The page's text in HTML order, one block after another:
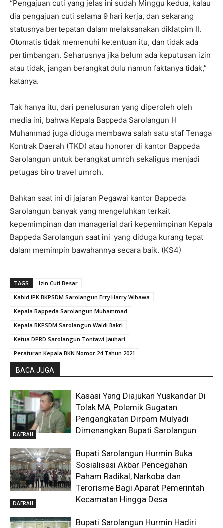
“Pengajuan cuti yang jelas ini sudah Minggu kedua, kalau
dia pengajuan cuti selama 9 hari kerja, dan sekarang
statusnya bertepatan dalam melaksanakan diklatpim II.
Otomatis tidak memenuhi ketentuan itu, dan tidak ada
pertimbangan. Seharusnya jika belum ada keputusan izin
atau tidak, jangan berangkat dulu namun faktanya tidak,”
katanya.
Tak hanya itu, dari penelusuran yang diperoleh oleh
media ini, bahwa Kepala Bappeda Sarolangun H
Muhammad juga diduga membawa salah satu staf Tenaga
Kontrak Daerah (TKD) atau honorer di kantor Bappeda
Sarolangun untuk berangkat umroh sekaligus menjadi
petugas biro travel umroh.
Bahkan saat ini di jajaran Pegawai kantor Bappeda
Sarolangun banyak yang mengeluhkan terkait
kepemimpinan dan managerial dari kepemimpinan Kepala
Bappeda Sarolangun saat ini, yang diduga kurang tepat
dalam memimpin bawahannya secara baik. (KS4)
TAGS
Izin Cuti Besar
Kabid IPK BKPSDM Sarolangun Erry Harry Wibawa
Kepala Bappeda Sarolangun Muhammad
Kepala BKPSDM Sarolangun Waldi Bakri
Ketua DPRD Sarolangun Tontawi Jauhari
Peraturan Kepala BKN Nomor 24 Tahun 2021
BACA JUGA
DAERAH
Kasasi Yang Diajukan Yuskandar Di
Tolak MA, Polemik Gugatan
Pengangkatan Dirpam Mulyadi
Dimenangkan Bupati Sarolangun
DAERAH
Bupati Sarolangun Hurmin Buka
Sosialisasi Akbar Pencegahan
Paham Radikal, Narkoba dan
Terorisme Bagi Aparat Pemerintah
Kecamatan Hingga Desa
Bupati Sarolangun Hurmin Hadiri